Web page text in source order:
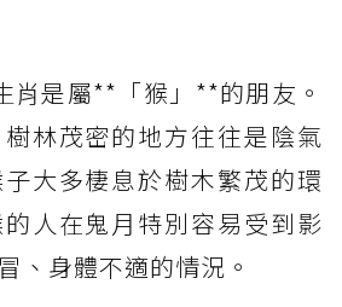
肖是屬**「猴」**的朋友。
林茂密的地方往往是陰氣
大多棲息於樹木繁茂的環
人在鬼月特別容易受到影
、身體不適的情況。